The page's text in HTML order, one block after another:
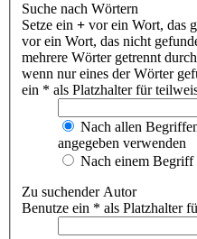
Suche nach Wörtern
Setze ein + vor ein Wort, das
vor ein Wort, das nicht
mehrere Wörter getrennt durch
wenn nur eines der Wörter
ein * als Platzhalter für
Nach allen
angegeben verwenden
Nach einem Begriff
Zu suchender Autor
Benutze ein * als Platzhalter